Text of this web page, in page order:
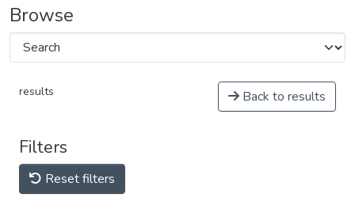
Browse
results Back to results
Filters
Reset filters